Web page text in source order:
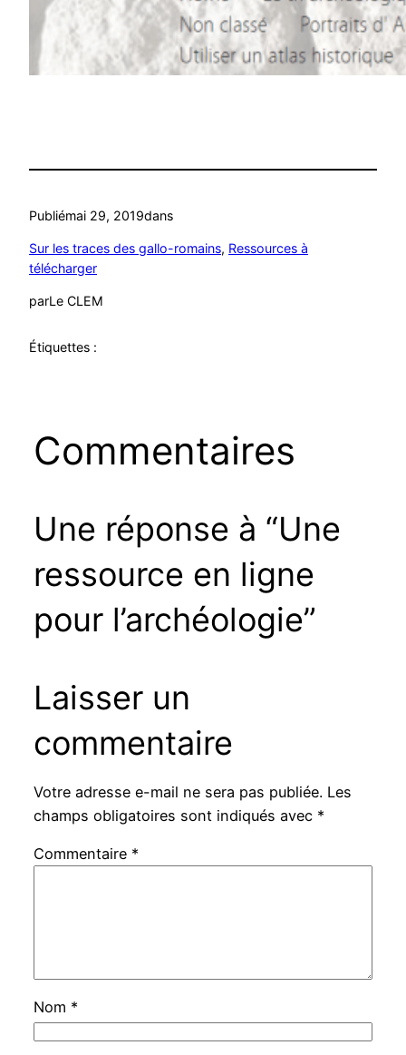
Publiémai 29, 2019dans
Sur les traces des gallo-romains, Ressources à
télécharger
parLe CLEM
Étiquettes :
Commentaires
Une réponse à “Une
ressource en ligne
pour l’archéologie”
Laisser un
commentaire
Votre adresse e-mail ne sera pas publiée. Les
champs obligatoires sont indiqués avec *
Commentaire *
Nom *